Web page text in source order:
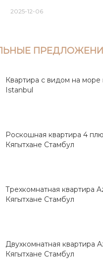
2025-12-06
Квартира с видом на море
Istanbul
Роскошная квартира 4
Кягытхане Стамбул
Трехкомнатная квартира
Кягытхане Стамбул
Двухкомнатная квартира
Кягытхане Стамбул